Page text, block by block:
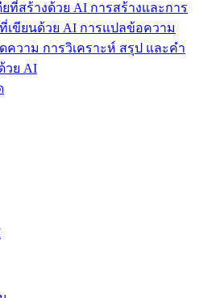
ยที่สร้างด้วย AI การสร้างและการ
ขียนด้วย AI การแปลข้อความ
ความ การวิเคราะห์ สรุป และคำ
วย AI